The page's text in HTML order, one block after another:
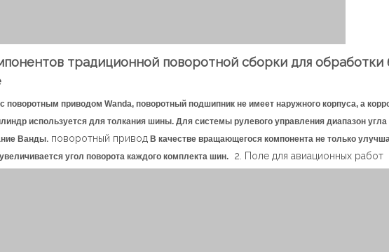
традиционной поворотной сборки для обработки
поворотным приводом Wanda, поворотный подшипник не имеет наружного корпуса, а
используется для толкания шины. Для системы рулевого управления диапазон угла
Ванды. поворотный привод В качестве вращающегося компонента не только
угол поворота каждого комплекта шин. 2. Поле для авиационных работ